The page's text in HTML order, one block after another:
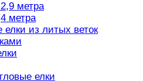
метра
метра
елки из литых веток
елки